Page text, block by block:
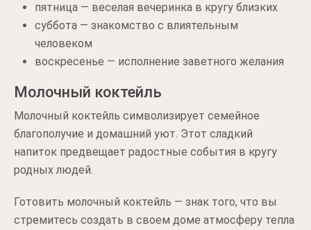
пятница — веселая вечеринка в кругу близких
суббота — знакомство с влиятельным
человеком
воскресенье — исполнение заветного желания
Молочный коктейль
Молочный коктейль символизирует семейное
благополучие и домашний уют. Этот сладкий
напиток предвещает радостные события в кругу
родных людей.
Готовить молочный коктейль — знак того, что вы
стремитесь создать в своем доме атмосферу тепла